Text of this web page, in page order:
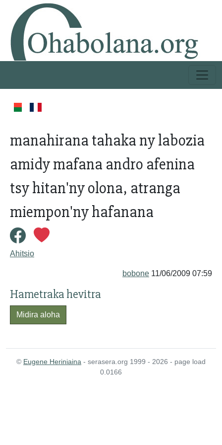
manahirana tahaka ny labozia
amidy mafana andro afenina
tsy hitan'ny olona, atranga
miempon'ny hafanana
Ahitsio
bobone 11/06/2009 07:59
Hametraka hevitra
Midira aloha
© Eugene Heriniaina - serasera.org 1999 - 2026 - page load
0.0166